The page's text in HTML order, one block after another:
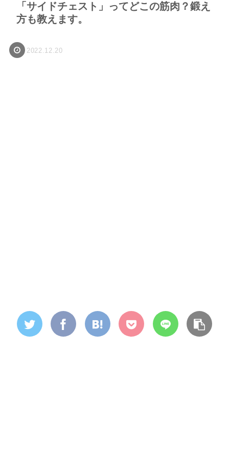
「サイドチェスト」ってどこの筋肉？鍛え
方も教えます。
2022.12.20